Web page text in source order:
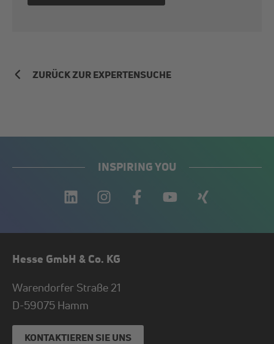
ZURÜCK ZUR EXPERTENSUCHE
INSPIRING YOU
Hesse GmbH & Co. KG
Warendorfer Straße 21
D-59075 Hamm
KONTAKTIEREN SIE UNS